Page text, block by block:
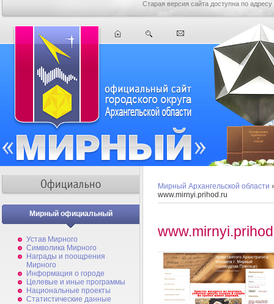
Старая версия сайта доступна по адресу
Мирный официальный
Устав Мирного
Символика Мирного
Награды и поощрения
Мирного
Информация о городе
Целевые и иные программы
Национальные проекты
Статистические данные
Мирный Архангельской области
www.mirnyi.prihod.ru